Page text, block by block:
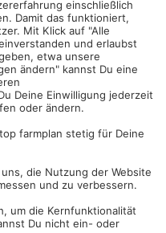
Laufenden!
hilfreiche Anleitungen!
kostenlos!